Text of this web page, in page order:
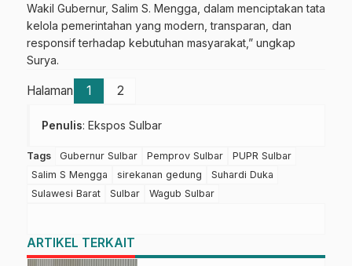
Wakil Gubernur, Salim S. Mengga, dalam menciptakan tata
kelola pemerintahan yang modern, transparan, dan
responsif terhadap kebutuhan masyarakat,” ungkap
Surya.
Halaman 1 2
Penulis: Ekspos Sulbar
Tags Gubernur Sulbar Pemprov Sulbar
PUPR Sulbar
Salim S Mengga
sirekanan gedung
Suhardi Duka
Sulawesi Barat
Sulbar Wagub Sulbar
ARTIKEL TERKAIT